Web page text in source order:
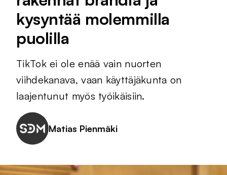
kysyntää molemmilla
puolilla
TikTok ei ole enää vain nuorten
viihdekanava, vaan käyttäjäkunta on
laajentunut myös työikäisiin.
Matias Pienmäki